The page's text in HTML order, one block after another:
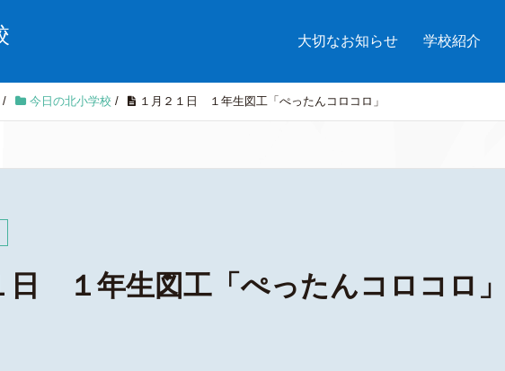
大切なお知らせ 学校紹介
/ 今日の北小学校 / １月２１日 １年生図工「ぺったんコロコロ」
日 １年生図工「ぺったんコロコロ」